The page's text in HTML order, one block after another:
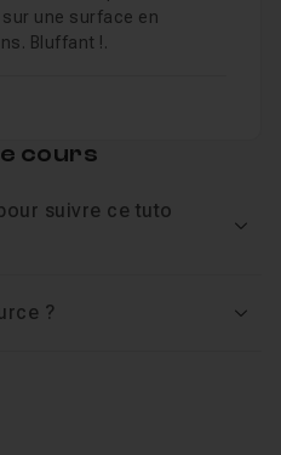
une surface en
Bluffant !.
cours
suivre ce tuto
?